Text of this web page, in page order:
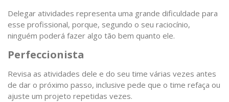
Delegar atividades representa uma grande dificuldade para
esse profissional, porque, segundo o seu raciocínio,
ninguém poderá fazer algo tão bem quanto ele.
Perfeccionista
Revisa as atividades dele e do seu time várias vezes antes
de dar o próximo passo, inclusive pede que o time refaça ou
ajuste um projeto repetidas vezes.